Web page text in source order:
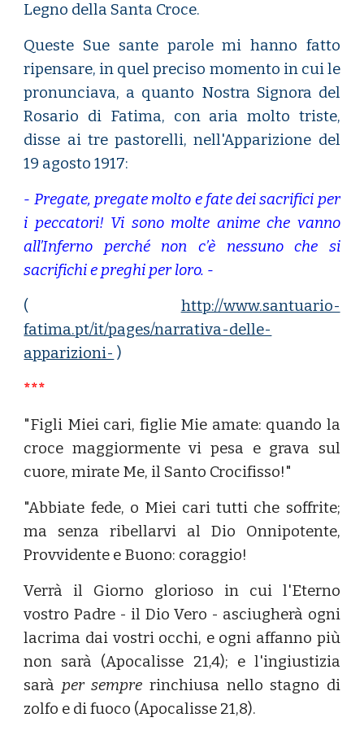
Legno della Santa Croce.
Queste Sue sante parole mi hanno fatto
ripensare, in quel preciso momento in cui le
pronunciava, a quanto Nostra Signora del
Rosario di Fatima, con aria molto triste,
disse ai tre pastorelli, nell'Apparizione del
19 agosto 1917:
- Pregate, pregate molto e fate dei sacrifici per
i peccatori! Vi sono molte anime che vanno
all’Inferno perché non c’è nessuno che si
sacrifichi e preghi per loro. -
( http://www.santuario-
fatima.pt/it/pages/narrativa-delle-
apparizioni- )
***
"Figli Miei cari, figlie Mie amate: quando la
croce maggiormente vi pesa e grava sul
cuore, mirate Me, il Santo Crocifisso!"
"Abbiate fede, o Miei cari tutti che soffrite;
ma senza ribellarvi al Dio Onnipotente,
Provvidente e Buono: coraggio!
Verrà il Giorno glorioso in cui l'Eterno
vostro Padre - il Dio Vero - asciugherà ogni
lacrima dai vostri occhi, e ogni affanno più
non sarà (Apocalisse 21,4); e l'ingiustizia
sarà per sempre rinchiusa nello stagno di
zolfo e di fuoco (Apocalisse 21,8).